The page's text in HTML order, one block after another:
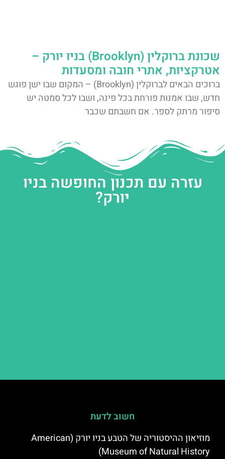
שכונת ברוקלין (Brooklyn) בניו יורק –
אטרקציות, אתרי חובה ומסעדות
ברוכים הבאים לברוקלין (Brooklyn) – המקום שבו ישן פוגש
חדש, שבו אמנות פורחת בכל פינה, ושבו לכל סמטה יש
סיפור מרתק לספר. אם חשבתם שכבר
עזרה עם תכנון החופשה בניו
יורק?
חשוב לדעת
מוזיאון ההיסטוריה של הטבע בניו יורק (American
Museum of Natural History)